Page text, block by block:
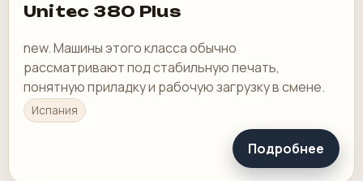
Unitec 380 Plus
new. Машины этого класса обычно
рассматривают под стабильную печать,
понятную приладку и рабочую загрузку в смене.
Испания
Подробнее